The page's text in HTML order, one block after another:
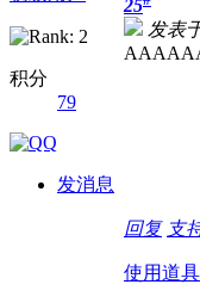
积分
79
发消息
25
发表
回复 支
使用道具